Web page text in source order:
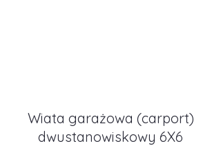
Wiata garażowa (carport)
dwustanowiskowy 6X6